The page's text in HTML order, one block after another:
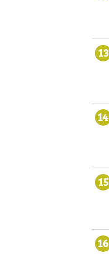
13
14
15
16